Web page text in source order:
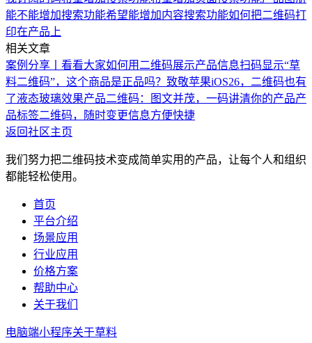
能不能增加搜索功能希望能增加内容搜索功能如何把二维码打
印在产品上
相关文章
案例分享丨看看大家如何用二维码展示产品信息扫码显示“草
料二维码”，这个商品是正品吗？ 致敬苹果iOS26，二维码也有
了液态玻璃效果产品二维码：图文并茂，一码讲清你的产品产
品标签二维码，随时变更信息方便快捷
返回社区主页
我们努力把二维码技术变成简单实用的产品，让每个人和组织
都能轻松使用。
首页
平台介绍
场景应用
行业应用
价格方案
帮助中心
关于我们
电脑端小程序关于草料